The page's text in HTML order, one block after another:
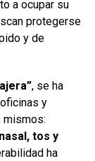
a ocupar su
protegerse
y de
, se ha
y
tos y
ha